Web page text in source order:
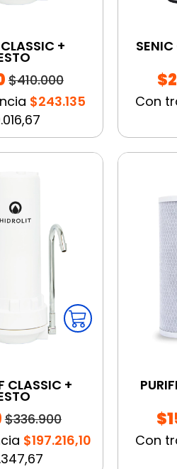
+
$410.000
$243.135
Con
CLASSIC +
$336.900
$197.216,10
Con